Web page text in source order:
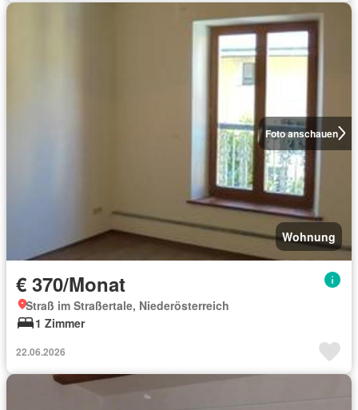
Foto anschauen
Wohnung
€ 370/Monat
Straß im Straßertale, Niederösterreich
1 Zimmer
22.06.2026